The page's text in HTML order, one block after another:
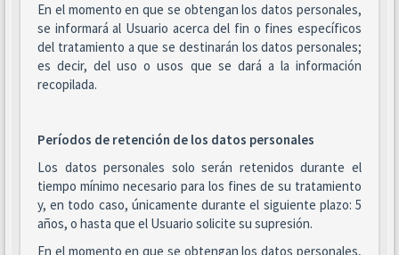
En el momento en que se obtengan los datos personales,
se informará al Usuario acerca del fin o fines específicos
del tratamiento a que se destinarán los datos personales;
es decir, del uso o usos que se dará a la información
recopilada.
Períodos de retención de los datos personales
Los datos personales solo serán retenidos durante el
tiempo mínimo necesario para los fines de su tratamiento
y, en todo caso, únicamente durante el siguiente plazo: 5
años, o hasta que el Usuario solicite su supresión.
En el momento en que se obtengan los datos personales,